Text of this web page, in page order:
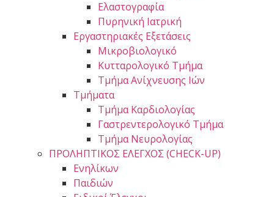
Ελαστογραφία
Πυρηνική Ιατρική
Εργαστηριακές Εξετάσεις
Μικροβιολογικό
Κυτταρολογικό Τμήμα
Τμήμα Ανίχνευσης Ιών
Τμήματα
Τμήμα Καρδιολογίας
Γαστρεντερολογικό Τμήμα
Τμήμα Νευρολογίας
ΠΡΟΛΗΠΤΙΚΟΣ ΕΛΕΓΧΟΣ (CHECK-UP)
Ενηλίκων
Παιδιών